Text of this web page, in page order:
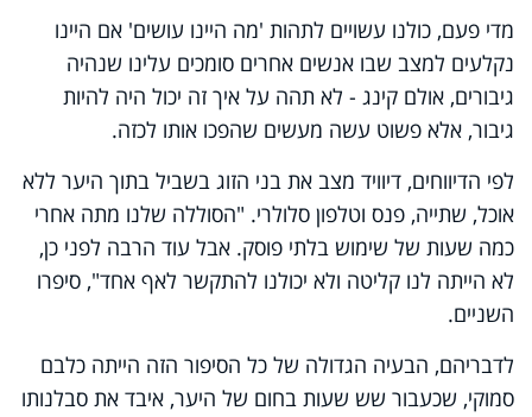
מדי פעם, כולנו עשויים לתהות 'מה היינו עושים' אם היינו
נקלעים למצב שבו אנשים אחרים סומכים עלינו שנהיה
גיבורים, אולם קינג - לא תהה על איך זה יכול היה להיות
גיבור, אלא פשוט עשה מעשים שהפכו אותו לכזה.
לפי הדיווחים, דיוויד מצב את בני הזוג בשביל בתוך היער ללא
אוכל, שתייה, פנס וטלפון סלולרי. "הסוללה שלנו מתה אחרי
כמה שעות של שימוש בלתי פוסק. אבל עוד הרבה לפני כן,
לא הייתה לנו קליטה ולא יכולנו להתקשר לאף אחד", סיפרו
השניים.
לדבריהם, הבעיה הגדולה של כל הסיפור הזה הייתה כלבם
סמוקי, שכעבור שש שעות בחום של היער, איבד את סבלנותו